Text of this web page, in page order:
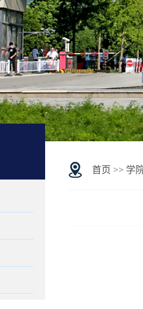
首页 >> 学